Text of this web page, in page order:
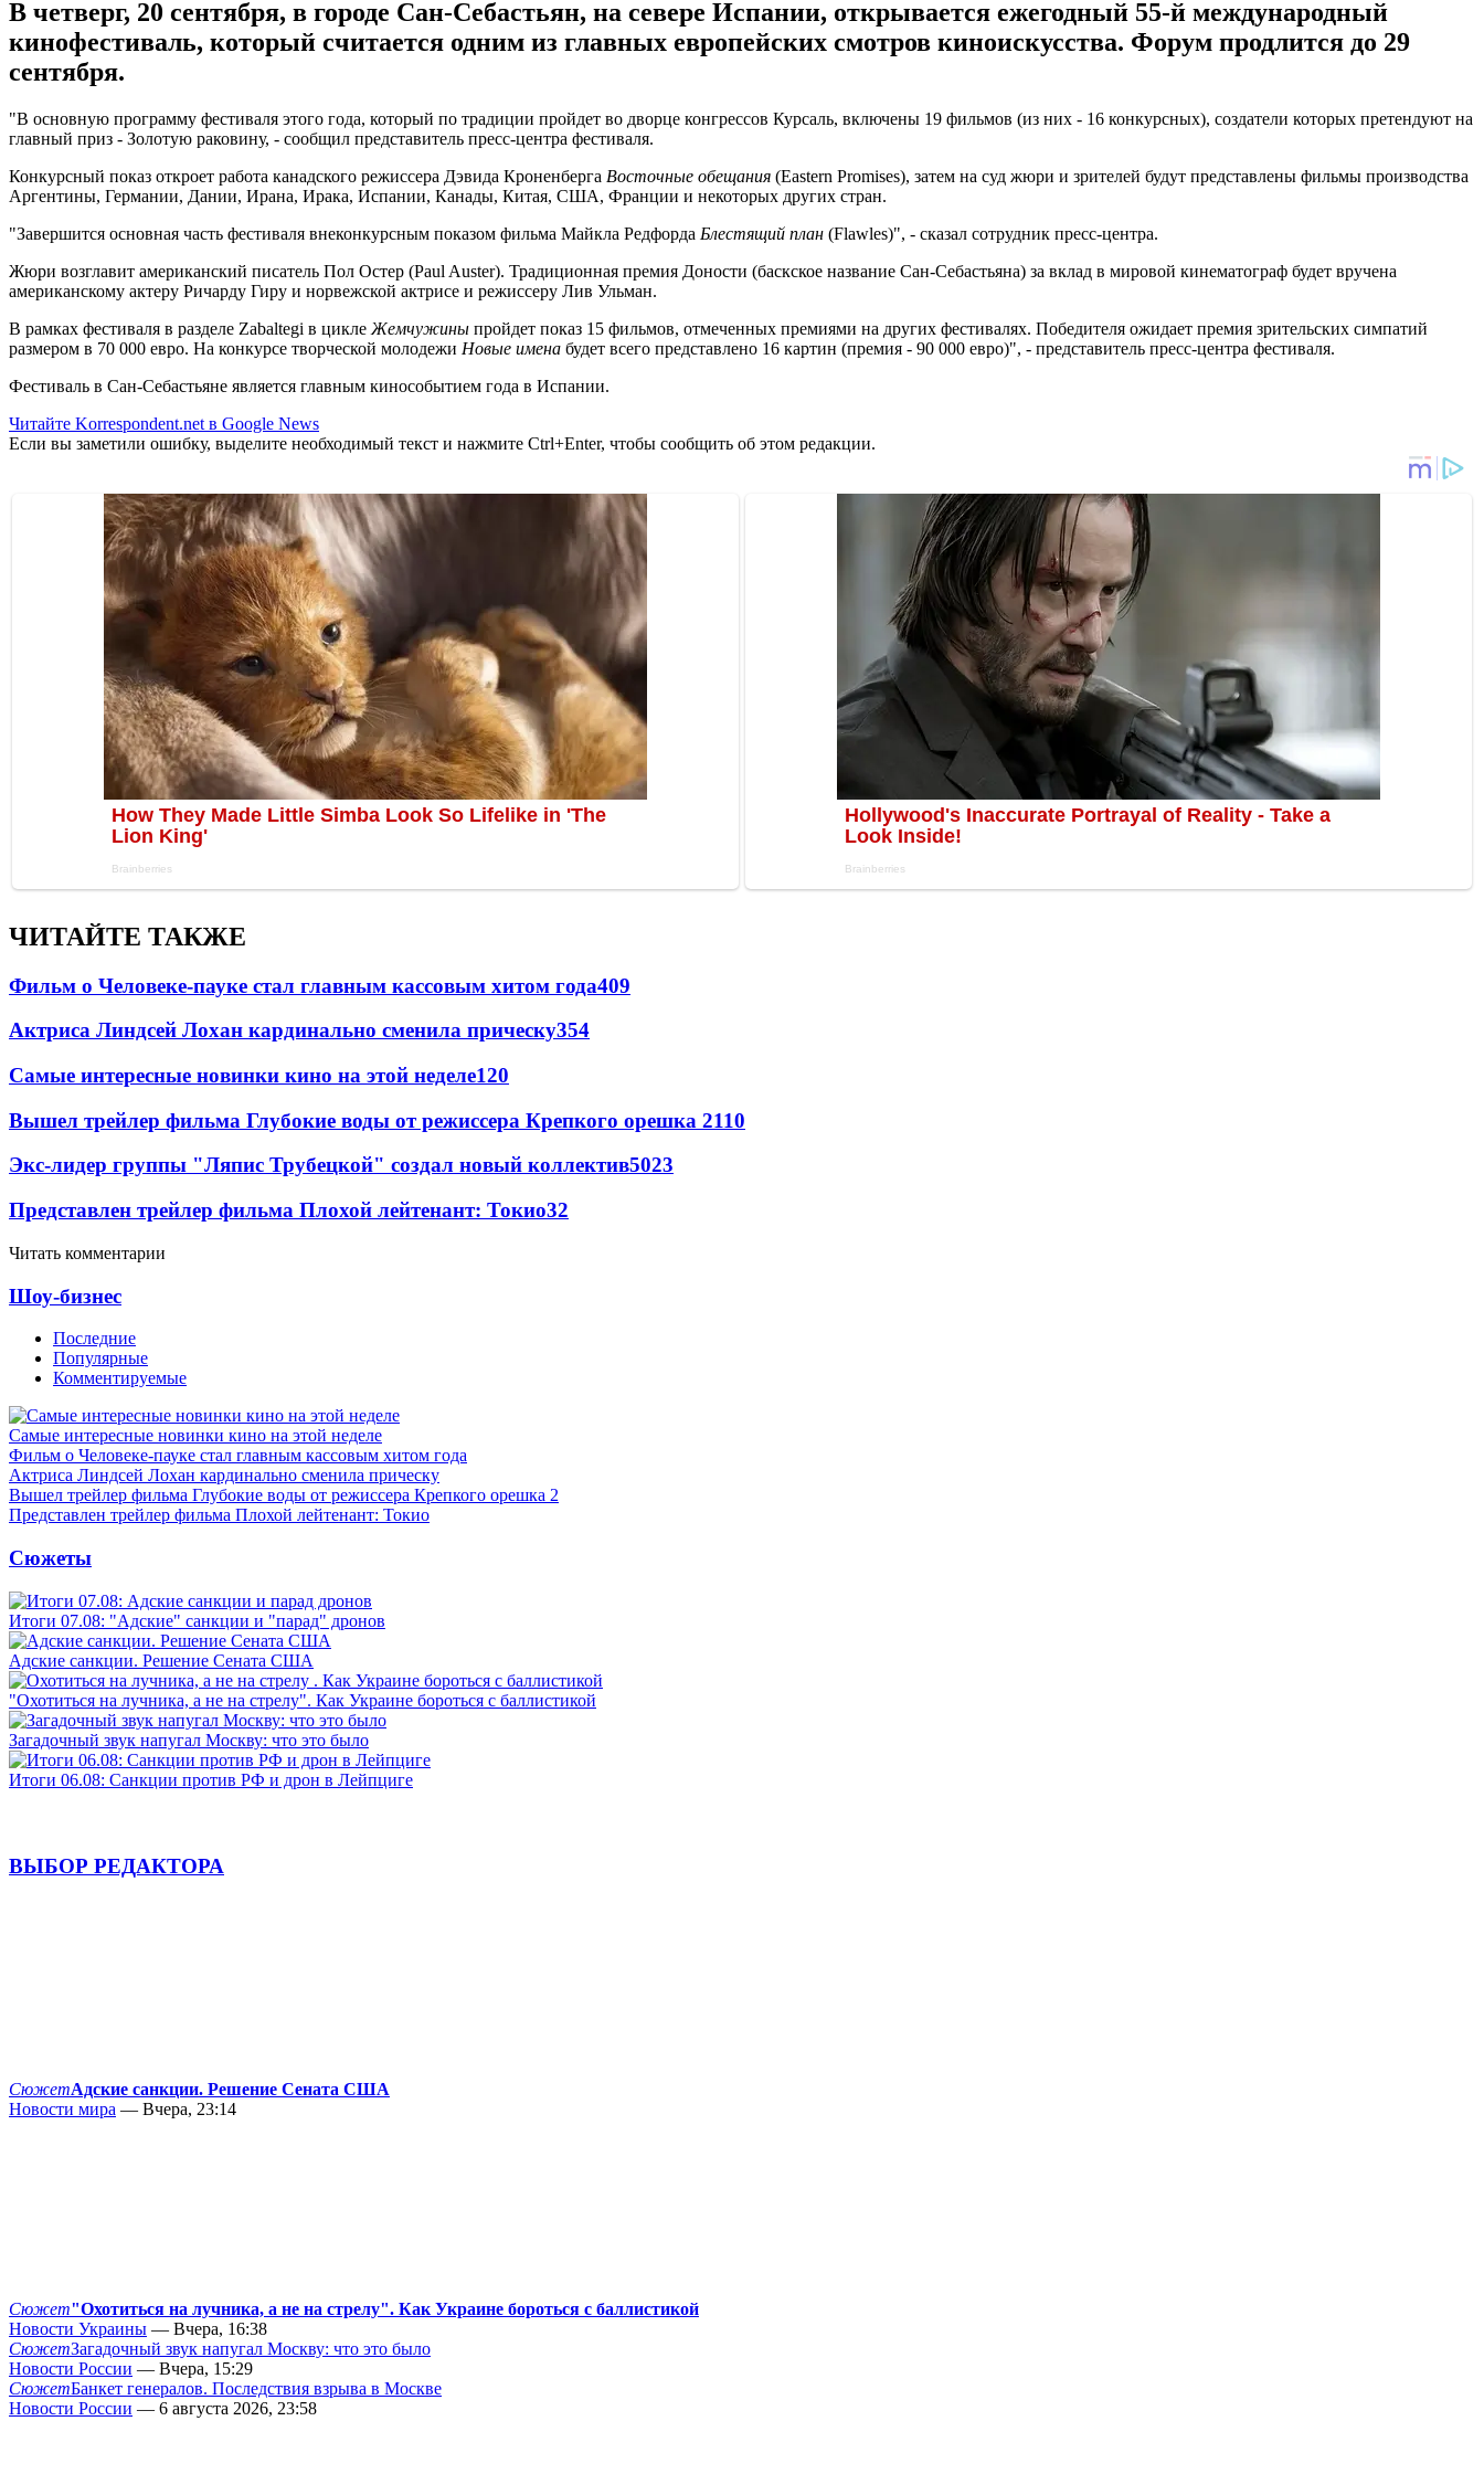
В четверг, 20 сентября, в городе Сан-Себастьян, на севере Испании, открывается ежегодный 55-й международный
кинофестиваль, который считается одним из главных европейских смотров киноискусства. Форум продлится до 29
сентября.
"В основную программу фестиваля этого года, который по традиции пройдет во дворце конгрессов Курсаль, включены 19 фильмов (из них - 16 конкурсных), создатели которых претендуют на
главный приз - Золотую раковину, - сообщил представитель пресс-центра фестиваля.
Конкурсный показ откроет работа канадского режиссера Дэвида Кроненберга Восточные обещания (Eastern Promises), затем на суд жюри и зрителей будут представлены фильмы производства
Аргентины, Германии, Дании, Ирана, Ирака, Испании, Канады, Китая, США, Франции и некоторых других стран.
"Завершится основная часть фестиваля внеконкурсным показом фильма Майкла Редфорда Блестящий план (Flawles)", - сказал сотрудник пресс-центра.
Жюри возглавит американский писатель Пол Остер (Paul Auster). Традиционная премия Доности (баскское название Сан-Себастьяна) за вклад в мировой кинематограф будет вручена
американскому актеру Ричарду Гиру и норвежской актрисе и режиссеру Лив Ульман.
В рамках фестиваля в разделе Zabaltegi в цикле Жемчужины пройдет показ 15 фильмов, отмеченных премиями на других фестивалях. Победителя ожидает премия зрительских симпатий
размером в 70 000 евро. На конкурсе творческой молодежи Новые имена будет всего представлено 16 картин (премия - 90 000 евро)", - представитель пресс-центра фестиваля.
Фестиваль в Сан-Себастьяне является главным кинособытием года в Испании.
Читайте Korrespondent.net в Google News
Если вы заметили ошибку, выделите необходимый текст и нажмите Ctrl+Enter, чтобы сообщить об этом редакции.
ЧИТАЙТЕ ТАКЖЕ
Фильм о Человеке-пауке стал главным кассовым хитом года409
Актриса Линдсей Лохан кардинально сменила прическу354
Самые интересные новинки кино на этой неделе120
Вышел трейлер фильма Глубокие воды от режиссера Крепкого орешка 2110
Экс-лидер группы "Ляпис Трубецкой" создал новый коллектив5023
Представлен трейлер фильма Плохой лейтенант: Токио32
Читать комментарии
Шоу-бизнес
Последние
Популярные
Комментируемые
Самые интересные новинки кино на этой неделе
Фильм о Человеке-пауке стал главным кассовым хитом года
Актриса Линдсей Лохан кардинально сменила прическу
Вышел трейлер фильма Глубокие воды от режиссера Крепкого орешка 2
Представлен трейлер фильма Плохой лейтенант: Токио
Сюжеты
Итоги 07.08: "Адские" санкции и "парад" дронов
Адские санкции. Решение Сената США
"Охотиться на лучника, а не на стрелу". Как Украине бороться с баллистикой
Загадочный звук напугал Москву: что это было
Итоги 06.08: Санкции против РФ и дрон в Лейпциге
ВЫБОР РЕДАКТОРА
СюжетАдские санкции. Решение Сената США
Новости мира — Вчера, 23:14
Сюжет"Охотиться на лучника, а не на стрелу". Как Украине бороться с баллистикой
Новости Украины — Вчера, 16:38
СюжетЗагадочный звук напугал Москву: что это было
Новости России — Вчера, 15:29
СюжетБанкет генералов. Последствия взрыва в Москве
Новости России — 6 августа 2026, 23:58